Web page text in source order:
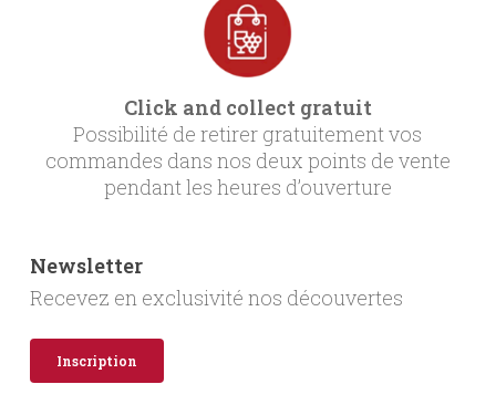
Click and collect gratuit
Possibilité de retirer gratuitement vos
commandes dans nos deux points de vente
pendant les heures d’ouverture
Newsletter
Recevez en exclusivité nos découvertes
Inscription